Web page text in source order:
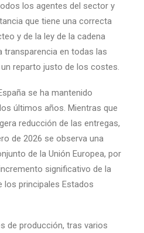
los agentes del sector y
que tiene una correcta
y de la ley de la cadena
transparencia en todas las
reparto justo de los costes.
se ha mantenido
últimos años. Mientras que
reducción de las entregas,
de 2026 se observa una
de la Unión Europea, por
significativo de la
los principales Estados
de producción, tras varios